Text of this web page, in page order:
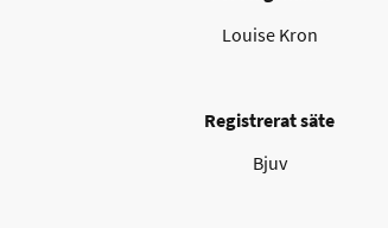
Louise Kron
Registrerat säte
Bjuv